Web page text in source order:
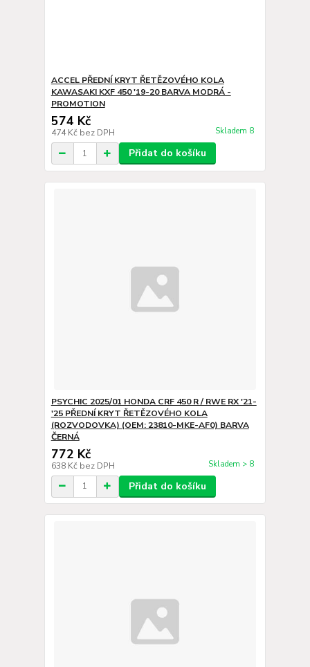
ACCEL PŘEDNÍ KRYT ŘETĚZOVÉHO KOLA
KAWASAKI KXF 450 '19-20 BARVA MODRÁ -
PROMOTION
574 Kč
474 Kč bez DPH Skladem 8
Přidat do košíku
PSYCHIC 2025/01 HONDA CRF 450 R / RWE RX '21-
'25 PŘEDNÍ KRYT ŘETĚZOVÉHO KOLA
(ROZVODOVKA) (OEM: 23810-MKE-AF0) BARVA
ČERNÁ
772 Kč
638 Kč bez DPH Skladem > 8
Přidat do košíku